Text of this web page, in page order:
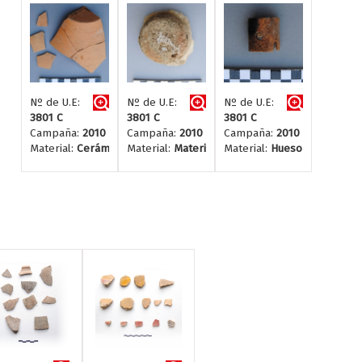
Nº de U.E:
3801 C
Campaña:2010
Material:Cerámica
Nº de U.E:
3801 C
Campaña:2010
Material: Material constructivo
Nº de U.E:
3801 C
Campaña:2010
Material: Hueso